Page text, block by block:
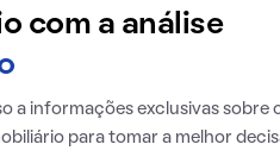
com a análise
a informações exclusivas sobre
para tomar a melhor